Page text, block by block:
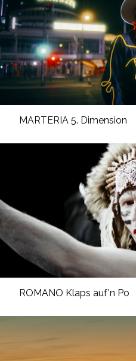
MARTERIA 5. Dimension
ROMANO Klaps auf'n Po